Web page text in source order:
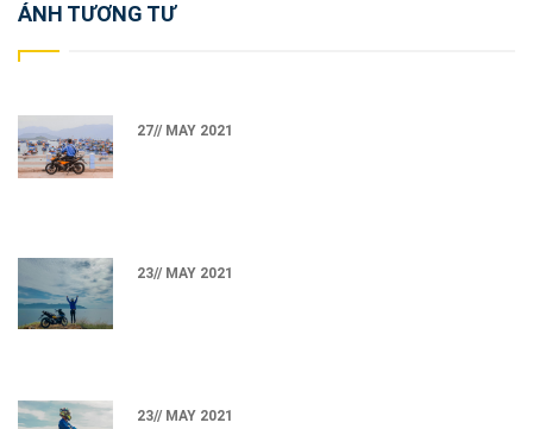
Post
navigation
ẢNH TƯƠNG TƯ
27// MAY 2021
23// MAY 2021
23// MAY 2021